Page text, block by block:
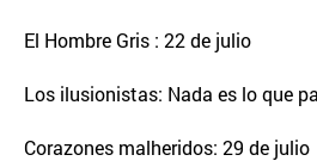
El Hombre Gris : 22 de julio
Los ilusionistas: Nada es lo que
Corazones malheridos: 29 de julio